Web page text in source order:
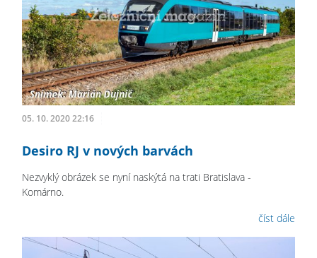
05. 10. 2020 22:16
Desiro RJ v nových barvách
Nezvyklý obrázek se nyní naskýtá na trati Bratislava -
Komárno.
číst dále